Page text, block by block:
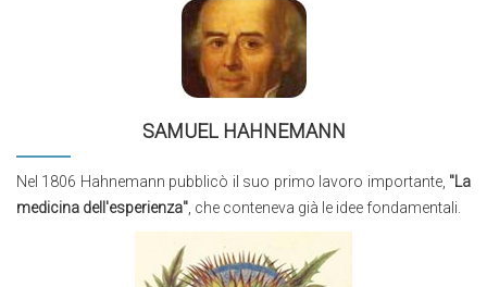
SAMUEL HAHNEMANN
Nel 1806 Hahnemann pubblicò il suo primo lavoro importante, "La
medicina dell'esperienza" , che conteneva già le idee fondamentali.